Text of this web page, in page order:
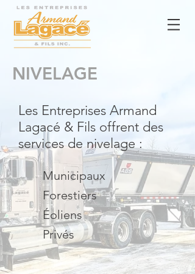
NIVELAGE
Les Entreprises Armand
Lagacé & Fils offrent des
services de nivelage :
Municipaux
Forestiers
Éoliens
Privés